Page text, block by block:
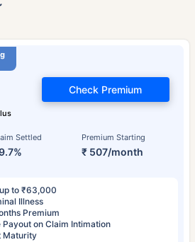
Settled Premium Starting
₹ 507/month
Check Premium
to ₹63,000
Illness
Premium
on Claim Intimation
Maturity